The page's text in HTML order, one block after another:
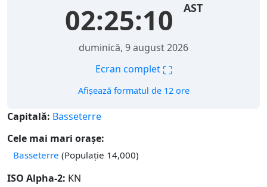
02:25:11 AST
duminică, 9 august 2026
Ecran complet ⛶
Afișează formatul de 12 ore
Capitală: Basseterre
Cele mai mari orașe:
Basseterre (Populație 14,000)
ISO Alpha-2: KN